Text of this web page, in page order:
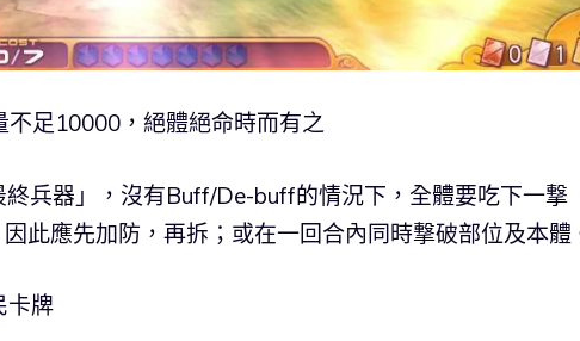
足10000，絕體絕命時而有之
兵器」，沒有Buff/De-buff的情況下，全體要吃下一撃
此應先加防，再拆；或在一回合內同時撃破部位及本體
卡牌